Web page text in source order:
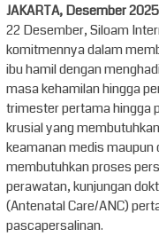
JAKARTA, Desember 2025
22 Desember, Siloam
komitmennya dalam
ibu hamil dengan
masa kehamilan hingga
trimester pertama hingga
krusial yang
keamanan medis maupun
membutuhkan proses
perawatan, kunjungan
(Antenatal Care/ANC)
pascapersalinan.